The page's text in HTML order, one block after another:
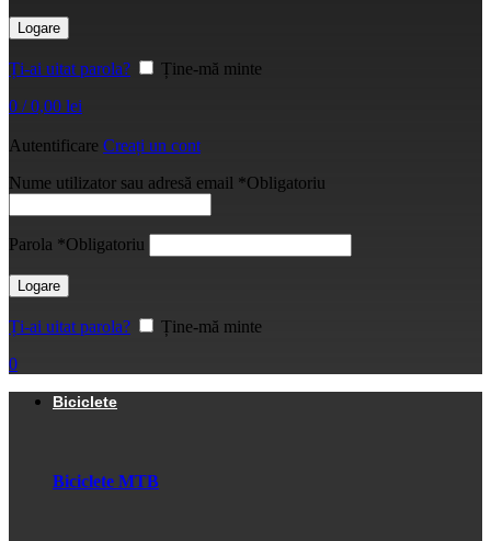
Logare
Ți-ai uitat parola?
Ține-mă minte
0 / 0,00 lei
Autentificare Creați un cont
Nume utilizator sau adresă email *Obligatoriu
Parola *Obligatoriu
Logare
Ți-ai uitat parola?
Ține-mă minte
0
Biciclete
Biciclete MTB